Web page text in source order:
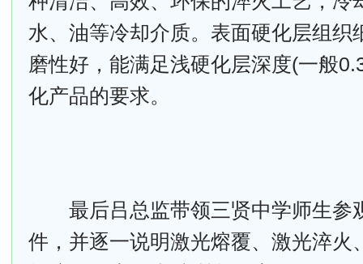
水、油等冷却介质。表面硬化层组织
磨性好，能满足浅硬化层深度(一般
化产品的要求。
最后吕总监带领三贤中学师生参
件，并逐一说明激光熔覆、激光淬火